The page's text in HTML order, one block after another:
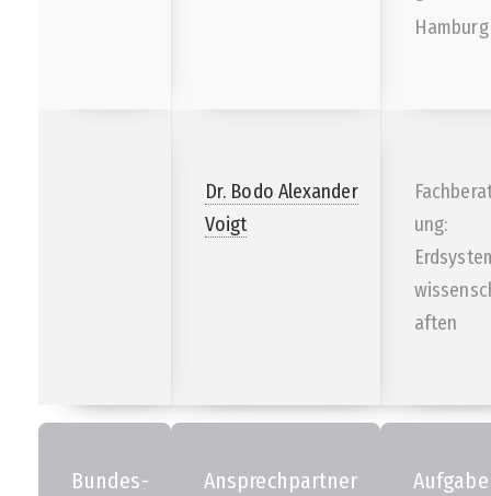
Hamburg
Dr. Bodo Alexander
Voigt
ung:
aften
Bundes-
Ansprechpartner